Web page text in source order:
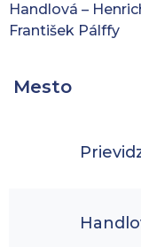
Handlová –
František Pálffy
Mesto